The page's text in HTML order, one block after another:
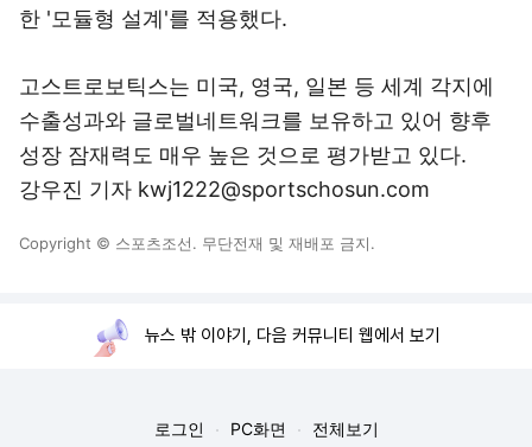
한 '모듈형 설계'를 적용했다.
고스트로보틱스는 미국, 영국, 일본 등 세계 각지에
수출성과와 글로벌네트워크를 보유하고 있어 향후
성장 잠재력도 매우 높은 것으로 평가받고 있다.
강우진 기자 kwj1222@sportschosun.com
Copyright © 스포츠조선. 무단전재 및 재배포 금지.
뉴스 밖 이야기, 다음 커뮤니티 웹에서 보기
로그인 PC화면 전체보기